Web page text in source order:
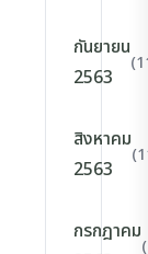
กันยายน
2563
สิงหาคม
2563
กรกฎาคม